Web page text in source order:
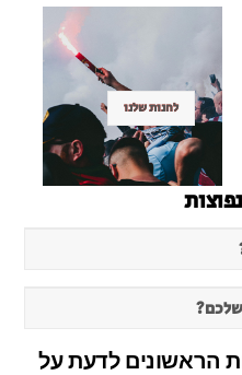
לחנות שלנו
שלכם?
הראשונים לדעת על